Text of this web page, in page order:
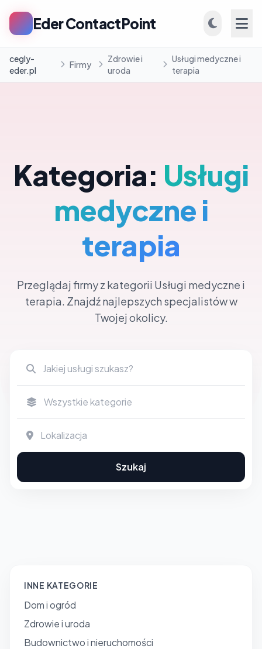
Eder ContactPoint
Blog
cegly-
eder.pl
Firmy
Zdrowie i
uroda
Usługi medyczne i
terapia
Kategoria: Usługi
medyczne i
terapia
Przeglądaj firmy z kategorii Usługi medyczne i
terapia. Znajdź najlepszych specjalistów w
Twojej okolicy.
Szukaj
INNE KATEGORIE
Dom i ogród
Zdrowie i uroda
Budownictwo i nieruchomości